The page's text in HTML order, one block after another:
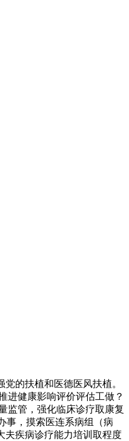
党的扶植和医德医风扶植。
进健康影响评价评估工做？
监管，强化临床诊疗取康复
事，摸索医连系病组（病
夫疾病诊疗能力培训取程度